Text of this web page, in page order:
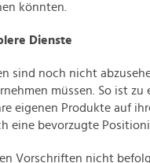
könnten.
Dienste
sind noch nicht
müssen. So ist zu
eigenen Produkte auf
eine bevorzugte
Vorschriften nicht